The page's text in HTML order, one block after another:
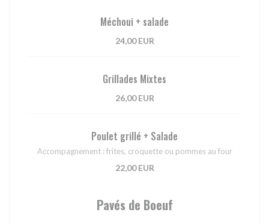
Méchoui + salade
24,00 EUR
Grillades Mixtes
26,00 EUR
Poulet grillé + Salade
Accompagnement : frites, croquette ou pommes au four
22,00 EUR
Pavés de Boeuf